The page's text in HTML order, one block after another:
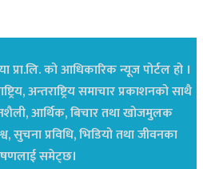
प्रा.लि. को आधिकारिक न्यूज पोर्टल हो ।
अन्तराष्ट्रिय समाचार प्रकाशनको साथै
आर्थिक, बिचार तथा खोजमुलक
सुचना प्रविधि, भिडियो तथा जीवनका
समेट्छ।